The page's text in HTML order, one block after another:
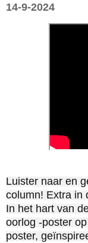
14-9-2024
Luister naar en
column! Extra in
In het hart van
oorlog -poster
poster,